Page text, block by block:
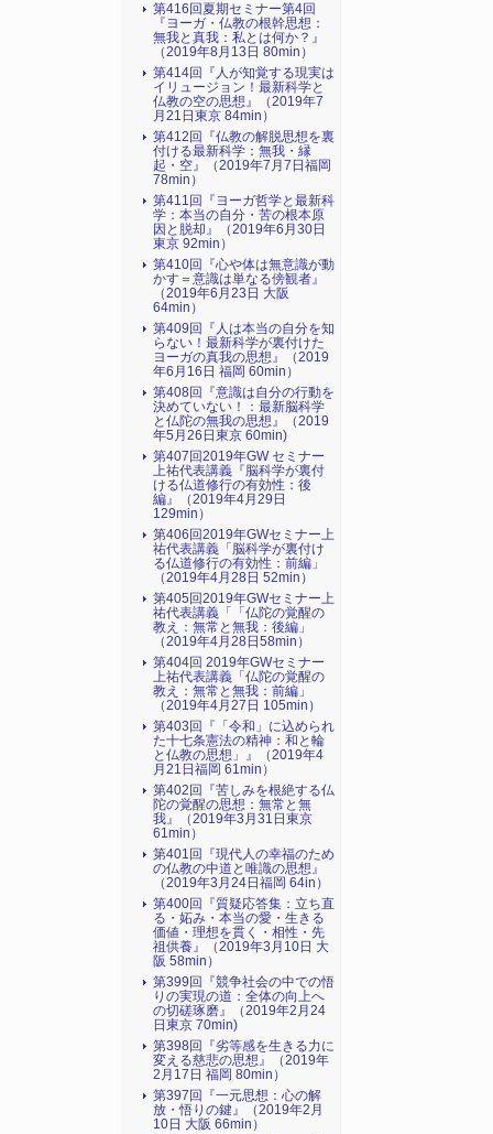
第416回夏期セミナー第4回
『ヨーガ・仏教の根幹思想：
無我と真我：私とは何か？』
（2019年8月13日 80min）
第414回『人が知覚する現実は
イリュージョン！最新科学と
仏教の空の思想』（2019年7
月21日東京 84min）
第412回『仏教の解脱思想を裏
付ける最新科学：無我・縁
起・空』（2019年7月7日福岡
78min）
第411回『ヨーガ哲学と最新科
学：本当の自分・苦の根本原
因と脱却』（2019年6月30日
東京 92min）
第410回『心や体は無意識が動
かす＝意識は単なる傍観者』
（2019年6月23日 大阪
64min）
第409回『人は本当の自分を知
らない！最新科学が裏付けた
ヨーガの真我の思想』（2019
年6月16日 福岡 60min）
第408回『意識は自分の行動を
決めていない！：最新脳科学
と仏陀の無我の思想』（2019
年5月26日東京 60min)
第407回2019年GW セミナー
上祐代表講義『脳科学が裏付
ける仏道修行の有効性：後
編』（2019年4月29日
129min）
第406回2019年GWセミナー上
祐代表講義「脳科学が裏付け
る仏道修行の有効性：前編」
（2019年4月28日 52min）
第405回2019年GWセミナー上
祐代表講義「「仏陀の覚醒の
教え：無常と無我：後編」
（2019年4月28日58min）
第404回 2019年GWセミナー
上祐代表講義「仏陀の覚醒の
教え：無常と無我：前編」
（2019年4月27日 105min）
第403回『「令和」に込められ
た十七条憲法の精神：和と輪
と仏教の思想」』（2019年4
月21日福岡 61min）
第402回『苦しみを根絶する仏
陀の覚醒の思想：無常と無
我』（2019年3月31日東京
61min）
第401回『現代人の幸福のため
の仏教の中道と唯識の思想』
（2019年3月24日福岡 64in）
第400回『質疑応答集：立ち直
る・妬み・本当の愛・生きる
価値・理想を貫く・相性・先
祖供養』（2019年3月10日 大
阪 58min）
第399回『競争社会の中での悟
りの実現の道：全体の向上へ
の切磋琢磨』（2019年2月24
日東京 70min)
第398回『劣等感を生きる力に
変える慈悲の思想』（2019年
2月17日 福岡 80min）
第397回『一元思想：心の解
放・悟りの鍵』（2019年2月
10日 大阪 66min）